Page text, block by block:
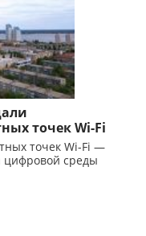
точек Wi-Fi
точек Wi-Fi —
среды